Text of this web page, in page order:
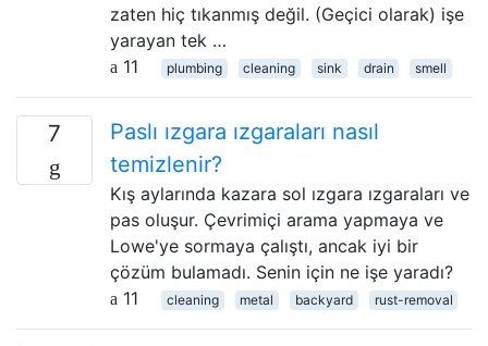
zaten hiç tıkanmış değil. (Geçici olarak) işe
yarayan tek …
11
plumbing cleaning sink drain smell
7
Paslı ızgara ızgaraları nasıl
temizlenir?
Kış aylarında kazara sol ızgara ızgaraları ve
pas oluşur. Çevrimiçi arama yapmaya ve
Lowe'ye sormaya çalıştı, ancak iyi bir
çözüm bulamadı. Senin için ne işe yaradı?
11
cleaning metal backyard rust-removal